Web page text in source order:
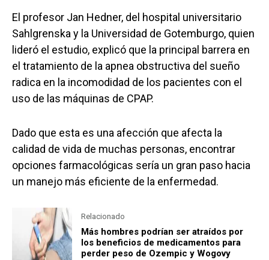
El profesor Jan Hedner, del hospital universitario
Sahlgrenska y la Universidad de Gotemburgo, quien
lideró el estudio, explicó que la principal barrera en
el tratamiento de la apnea obstructiva del sueño
radica en la incomodidad de los pacientes con el
uso de las máquinas de CPAP.
Dado que esta es una afección que afecta la
calidad de vida de muchas personas, encontrar
opciones farmacológicas sería un gran paso hacia
un manejo más eficiente de la enfermedad.
Relacionado
Más hombres podrían ser atraídos por
los beneficios de medicamentos para
perder peso de Ozempic y Wogovy